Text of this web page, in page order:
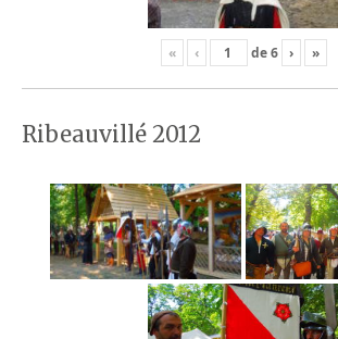
« ‹ de6 › »
Ribeauvillé 2012